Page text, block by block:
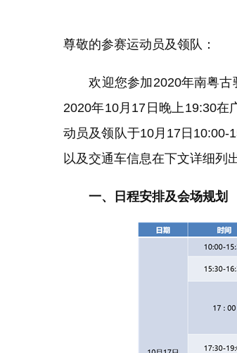
尊敬的参赛运动员及领队：
欢迎您参加2020年南粤古驿
2020年10月17日晚上19:30在
动员及领队于10月17日10:00-
以及交通车信息在下文详细列出
一、日程安排及会场规划